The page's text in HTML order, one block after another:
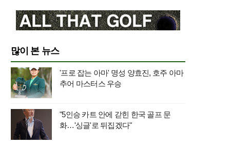
많이 본 뉴스
'프로 잡는 아마' 명성 양효진, 호주 아마
추어 마스터스 우승
"5인승 카트 안에 갇힌 한국 골프 문
화…'싱글'로 뒤집겠다"